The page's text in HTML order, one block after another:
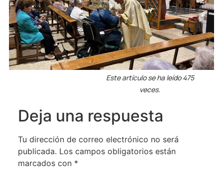
Este artículo se ha leído 475
veces.
Deja una respuesta
Tu dirección de correo electrónico no será
publicada. Los campos obligatorios están
marcados con *